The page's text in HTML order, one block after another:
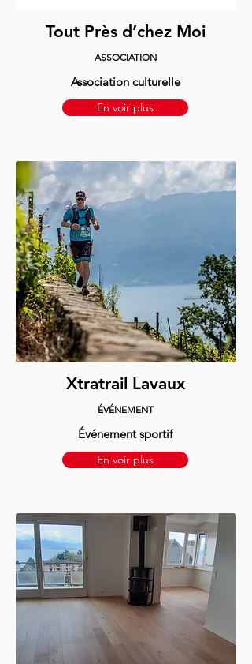
Tout Près d’chez Moi
ASSOCIATION
Association culturelle
En voir plus
Xtratrail Lavaux
ÉVÉNEMENT
Événement sportif
En voir plus